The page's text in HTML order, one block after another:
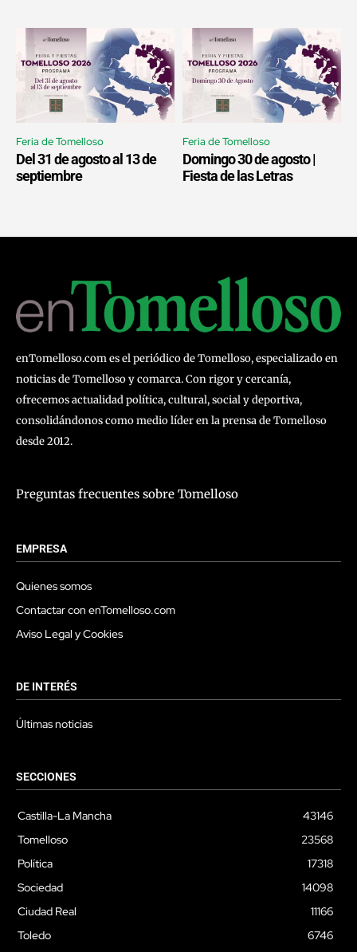
Feria de Tomelloso
Del 31 de agosto al 13 de
septiembre
Feria de Tomelloso
Domingo 30 de agosto |
Fiesta de las Letras
enTomelloso.com es el periódico de Tomelloso, especializado en
noticias de Tomelloso y comarca. Con rigor y cercanía,
ofrecemos actualidad política, cultural, social y deportiva,
consolidándonos como medio líder en la prensa de Tomelloso
desde 2012.
Preguntas frecuentes sobre Tomelloso
EMPRESA
Quienes somos
Contactar con enTomelloso.com
Aviso Legal y Cookies
DE INTERÉS
Últimas noticias
SECCIONES
Castilla-La Mancha
43146
Tomelloso
23568
Política
17318
Sociedad
14098
Ciudad Real
11166
Toledo
6746